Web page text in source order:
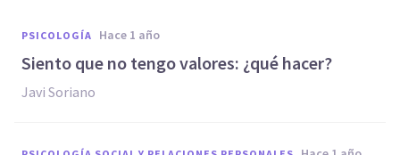
PSICOLOGÍA hace 1 año
Siento que no tengo valores: ¿qué hacer?
Javi Soriano